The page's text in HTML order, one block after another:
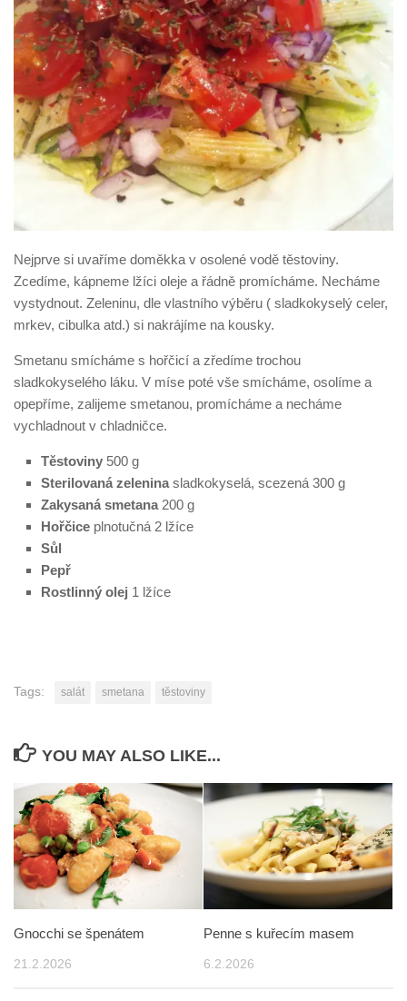
Nejprve si uvaříme doměkka v osolené vodě těstoviny.
Zcedíme, kápneme lžíci oleje a řádně promícháme. Necháme
vystydnout. Zeleninu, dle vlastního výběru ( sladkokyselý celer,
mrkev, cibulka atd.) si nakrájíme na kousky.
Smetanu smícháme s hořčicí a zředíme trochou
sladkokyselého láku. V míse poté vše smícháme, osolíme a
opepříme, zalijeme smetanou, promícháme a necháme
vychladnout v chladničce.
Těstoviny 500 g
Sterilovaná zelenina sladkokyselá, scezená 300 g
Zakysaná smetana 200 g
Hořčice plnotučná 2 lžíce
Sůl
Pepř
Rostlinný olej 1 lžíce
Tags: salát smetana těstoviny
YOU MAY ALSO LIKE...
Gnocchi se špenátem
21.2.2026
Penne s kuřecím masem
6.2.2026